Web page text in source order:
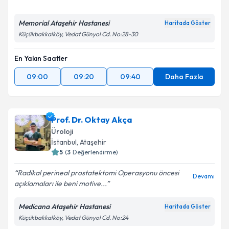
Memorial Ataşehir Hastanesi Haritada Göster
Küçükbakkalköy, Vedat Günyol Cd. No:28-30
En Yakın Saatler
09:00
09:20 09:40 Daha Fazla
Prof. Dr. Oktay Akça
Üroloji
İstanbul, Ataşehir
5 (3 Değerlendirme)
Radikal perineal prostatektomi Operasyonu öncesi
açıklamaları ile beni motive...
Devamı
Medicana Ataşehir Hastanesi Haritada Göster
Küçükbakkalköy, Vedat Günyol Cd. No:24